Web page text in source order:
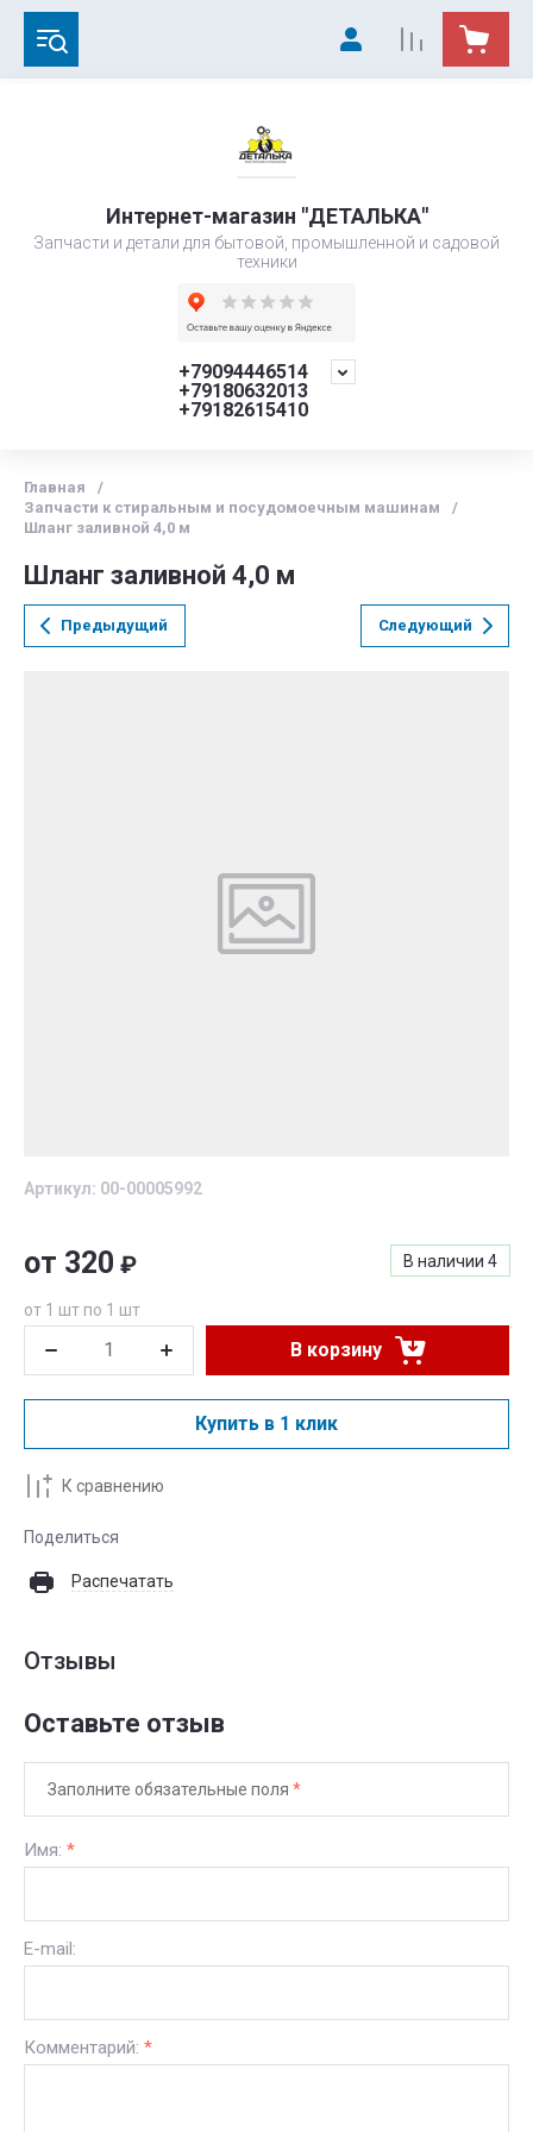
Интернет-магазин "ДЕТАЛЬКА"
Запчасти и детали для бытовой, промышленной и садовой
техники
+79094446514
+79180632013
+79182615410
Главная
/
Запчасти к стиральным и посудомоечным машинам
/
Шланг заливной 4,0 м
Шланг заливной 4,0 м
Предыдущий Следующий
Артикул: 00-00005992
В наличии 4
от 320 ₽
от 1 шт по 1 шт
В корзину
Купить в 1 клик
К сравнению
Поделиться
Распечатать
Отзывы
Оставьте отзыв
Заполните обязательные поля *
Имя: *
E-mail:
Комментарий: *